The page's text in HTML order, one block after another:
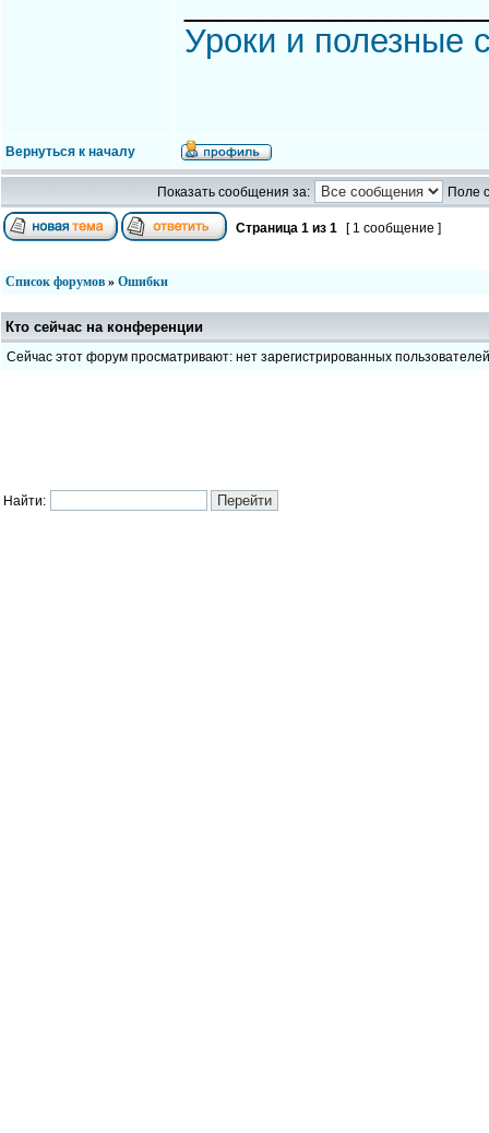
Уроки и полезные
Вернуться к началу
Показать сообщения за: Поле
Страница 1 из 1 [ 1 сообщение ]
Список форумов » Ошибки
Кто сейчас на конференции
Сейчас этот форум просматривают: нет зарегистрированных пользователей
Найти: